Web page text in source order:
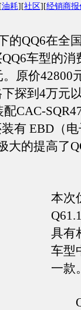
油耗][社区][经销商
QQ6在全
车型的消
原价42800
探到4万元
CAC-
有 EBD（
大的提高了
本次
具有
车型
一款